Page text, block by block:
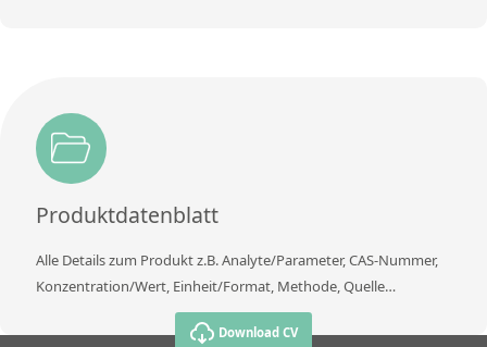
Produktdatenblatt
Alle Details zum Produkt z.B. Analyte/Parameter, CAS-Nummer,
Konzentration/Wert, Einheit/Format, Methode, Quelle…
Download CV